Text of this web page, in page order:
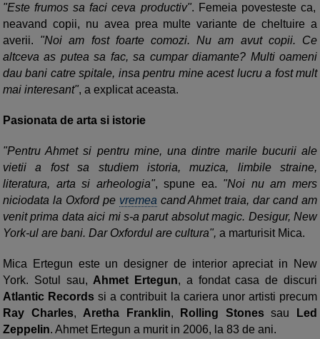
"Este frumos sa faci ceva productiv". Femeia povesteste ca,
neavand copii, nu avea prea multe variante de cheltuire a
averii. "Noi am fost foarte comozi. Nu am avut copii. Ce
altceva as putea sa fac, sa cumpar diamante? Multi oameni
dau bani catre spitale, insa pentru mine acest lucru a fost mult
mai interesant", a explicat aceasta.
Pasionata de arta si istorie
"Pentru Ahmet si pentru mine, una dintre marile bucurii ale
vietii a fost sa studiem istoria, muzica, limbile straine,
literatura, arta si arheologia", spune ea. "Noi nu am mers
niciodata la Oxford pe vremea cand Ahmet traia, dar cand am
venit prima data aici mi s-a parut absolut magic. Desigur, New
York-ul are bani. Dar Oxfordul are cultura", a marturisit Mica.
Mica Ertegun este un designer de interior apreciat in New
York. Sotul sau, Ahmet Ertegun, a fondat casa de discuri
Atlantic Records si a contribuit la cariera unor artisti precum
Ray Charles, Aretha Franklin, Rolling Stonessau
Led
Zeppelin. Ahmet Ertegun a murit in 2006, la 83 de ani.